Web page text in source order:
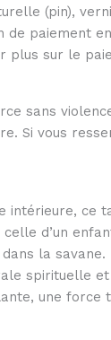
(pin),
de paiement
plus sur le
sans
Si vous
intérieure, ce
d’un
la
spirituelle
une